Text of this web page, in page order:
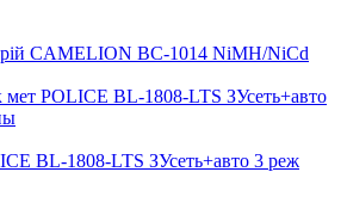
CAMELION BC-1014 NiMH/NiCd
BL-1808-LTS ЗУсеть+авто 3 реж